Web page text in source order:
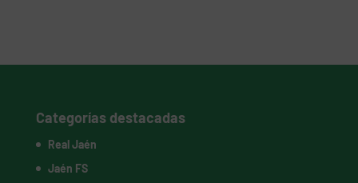
Categorías destacadas
Real Jaén
Jaén FS